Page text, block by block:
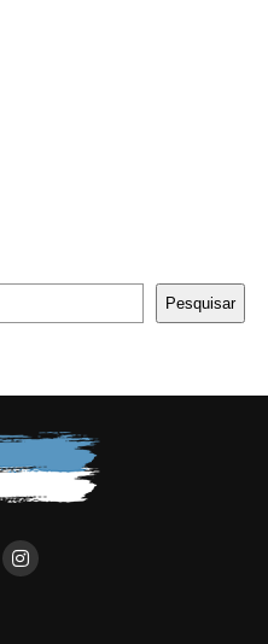
Pesquisar